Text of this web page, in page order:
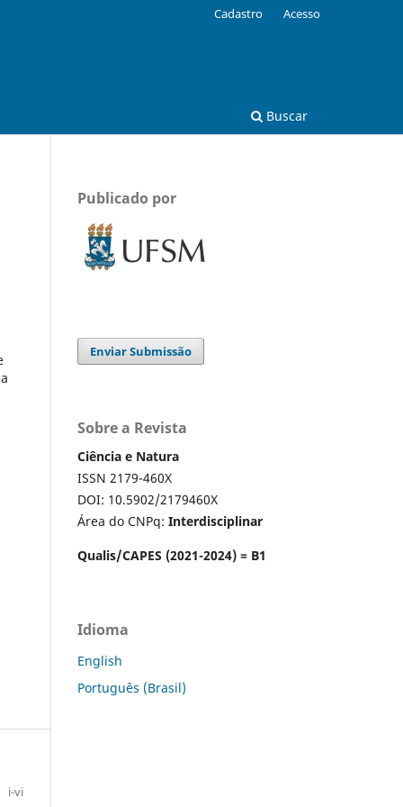
Buscar
Cadastro Acesso
i-vi
Publicado por
Enviar Submissão
Sobre a Revista
Ciência e Natura
ISSN 2179-460X
DOI: 10.5902/2179460X
Área do CNPq: Interdisciplinar
Qualis/CAPES (2021-2024) = B1
Idioma
English
Português (Brasil)